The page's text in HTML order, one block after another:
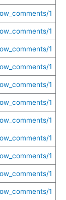
1
1
1
1
1
1
1
1
1
1
1